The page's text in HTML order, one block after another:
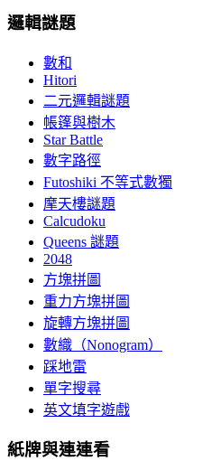
邏輯謎題
數和
Hitori
二元邏輯謎題
帳篷與樹木
Star Battle
數字路徑
Futoshiki 不等式數獨
摩天樓謎題
Calcudoku
Queens 謎題
2048
方塊拼圖
重力方塊拼圖
旋轉方塊拼圖
數織（Nonogram）
踩地雷
單字搜尋
英文填字遊戲
紙牌與連連看